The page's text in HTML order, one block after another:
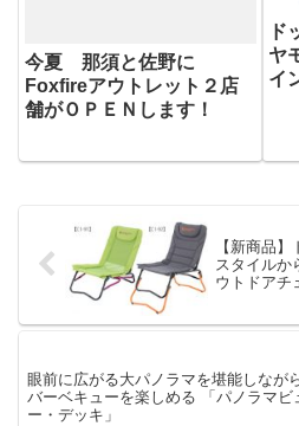
今夏 那須と佐野に
Foxfireアウトレット２店
舗がＯＰＥＮします！
ド
ヤ
イ
【新商品
スタイルか
ウトドアチ
眼前に広がる大パノラマを堪能しなが
バーベキューを楽しめる 「パノラマビ
ー・デッキ」